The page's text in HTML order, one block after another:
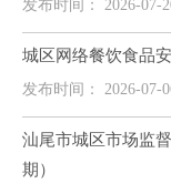
发布时间： 2026-07-
城区网络餐饮食品
发布时间： 2026-07-
汕尾市城区市场监
期）